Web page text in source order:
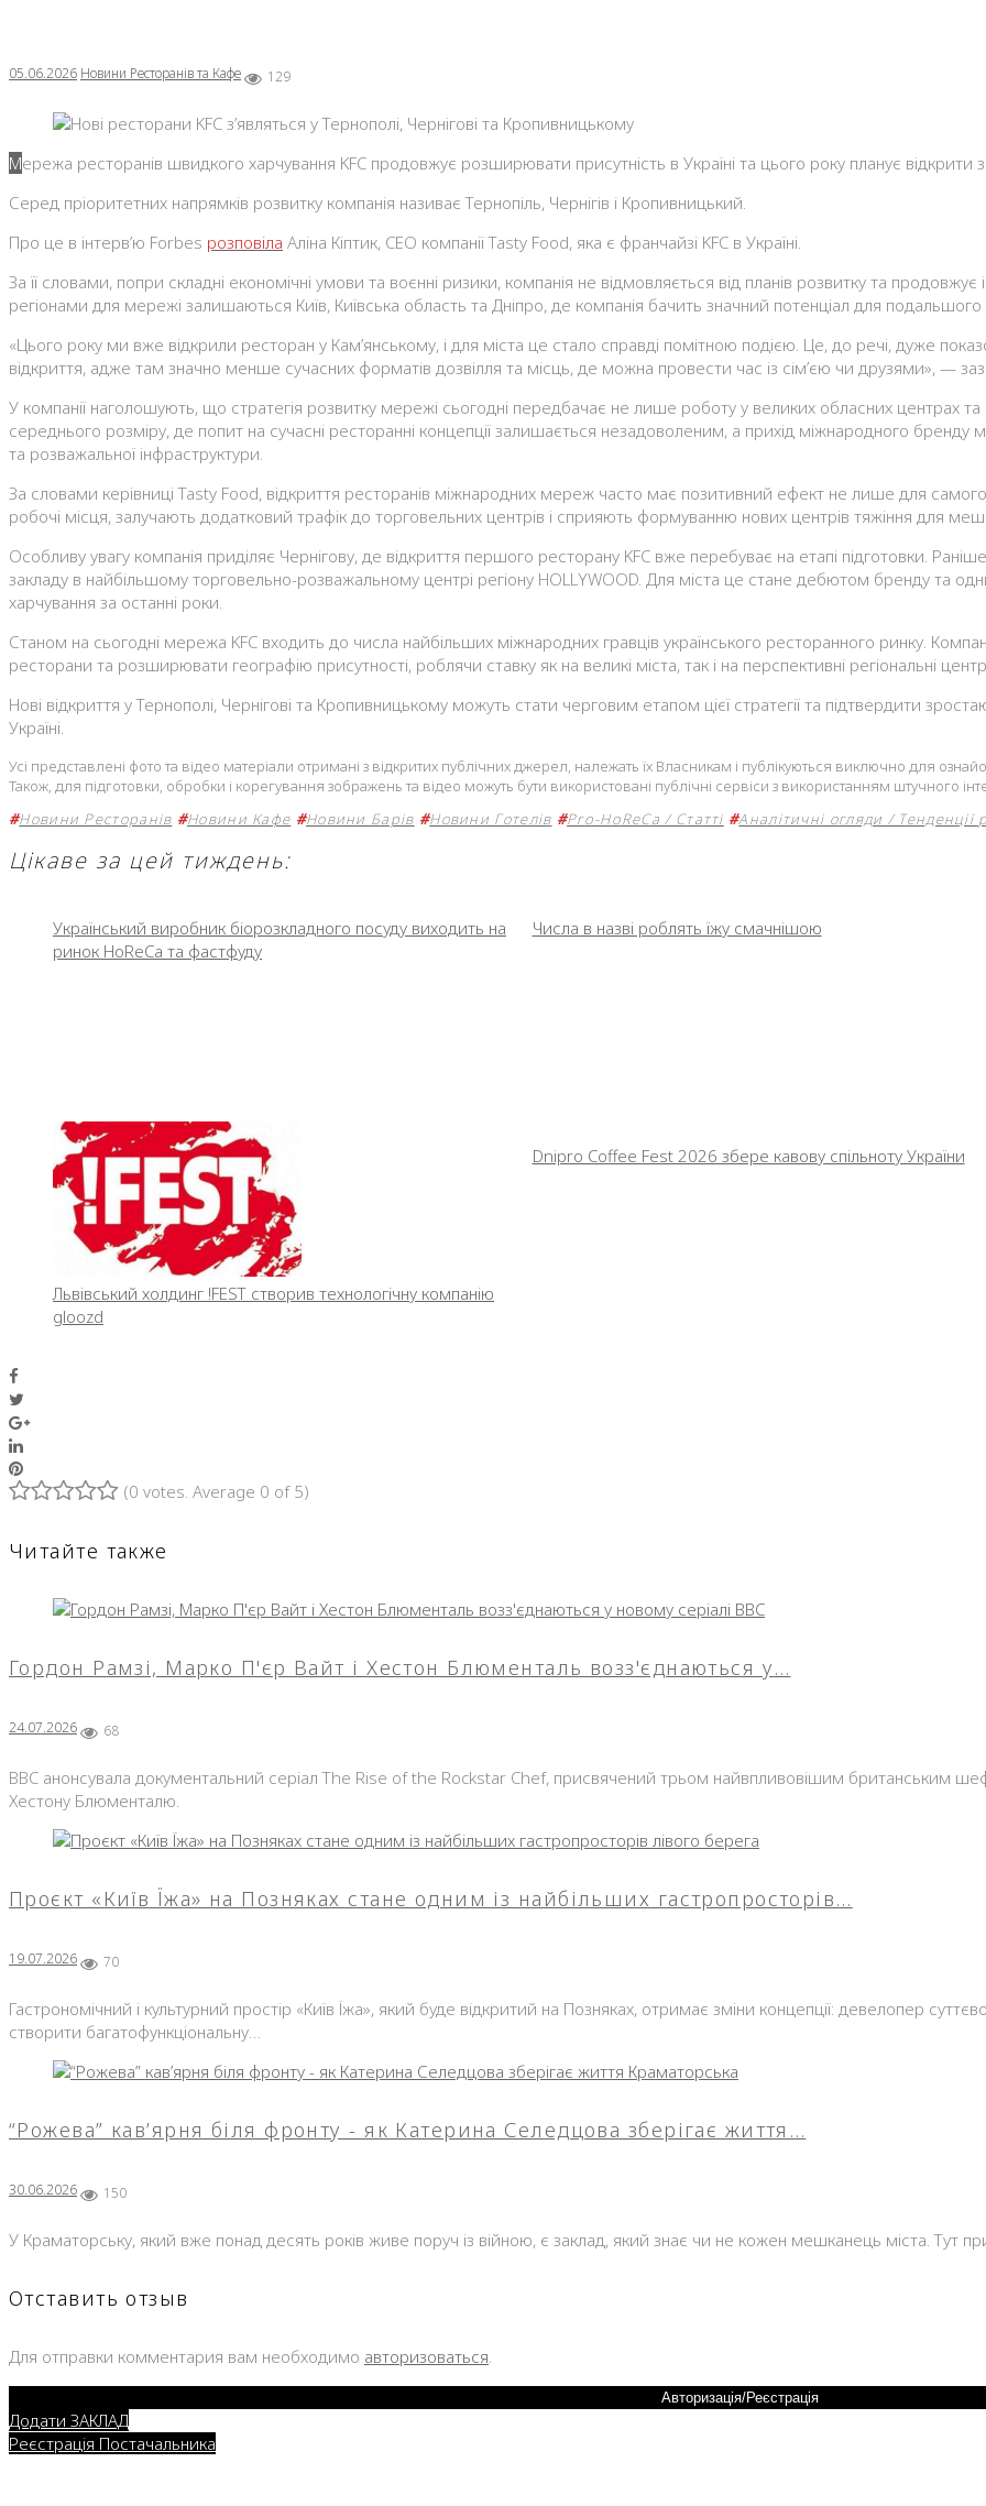
05.06.2026 Новини Ресторанів та Кафе 129
Мережа ресторанів швидкого харчування KFC продовжує розширювати присутність в Україні та цього року планує відкрити
Серед пріоритетних напрямків розвитку компанія називає Тернопіль, Чернігів і Кропивницький.
Про це в інтерв’ю Forbes розповіла Аліна Кіптик, CEO компанії Tasty Food, яка є франчайзі KFC в Україні.
За її словами, попри складні економічні умови та воєнні ризики, компанія не відмовляється від планів розвитку та
регіонами для мережі залишаються Київ, Київська область та Дніпро, де компанія бачить значний потенціал для подальшого
«Цього року ми вже відкрили ресторан у Кам’янському, і для міста це стало справді помітною подією. Це, до речі, дуже
відкриття, адже там значно менше сучасних форматів дозвілля та місць, де можна провести час із сім’єю чи друзями», —
У компанії наголошують, що стратегія розвитку мережі сьогодні передбачає не лише роботу у великих обласних центрах та
середнього розміру, де попит на сучасні ресторанні концепції залишається незадоволеним, а прихід міжнародного
та розважальної інфраструктури.
За словами керівниці Tasty Food, відкриття ресторанів міжнародних мереж часто має позитивний ефект не лише для
робочі місця, залучають додатковий трафік до торговельних центрів і сприяють формуванню нових центрів тяжіння для
Особливу увагу компанія приділяє Чернігову, де відкриття першого ресторану KFC вже перебуває на етапі підготовки.
закладу в найбільшому торговельно-розважальному центрі регіону HOLLYWOOD. Для міста це стане дебютом бренду та
харчування за останні роки.
Станом на сьогодні мережа KFC входить до числа найбільших міжнародних гравців українського ресторанного ринку.
ресторани та розширювати географію присутності, роблячи ставку як на великі міста, так і на перспективні регіональні
Нові відкриття у Тернополі, Чернігові та Кропивницькому можуть стати черговим етапом цієї стратегії та підтвердити
Україні.
Усі представлені фото та відео матеріали отримані з відкритих публічних джерел, належать їх Власникам і публікуються виключно для
Також, для підготовки, обробки і корегування зображень та відео можуть бути використовані публічні сервіси з використанням штучного
#Новини Ресторанів #Новини Кафе #Новини Барів #Новини Готелів #Pro-HoReCa / Статті #Аналітичні огляди / Тенденції
Цікаве за цей тиждень:
Український виробник біорозкладного посуду виходить на
ринок HoReCa та фастфуду
Числа в назві роблять їжу смачнішою
Львівський холдинг !FEST створив технологічну компанію
gloozd
Dnipro Coffee Fest 2026 збере кавову спільноту України
Google+
LinkedIn
Pinterest
(0 votes. Average 0 of 5)
Читайте также
Гордон Рамзі, Марко П'єр Вайт і Хестон Блюменталь возз'єднаються у…
24.07.2026 68
BBC анонсувала документальний серіал The Rise of the Rockstar Chef, присвячений трьом найвпливовішим британським
Хестону Блюменталю.
Проєкт «Київ Їжа» на Позняках стане одним із найбільших гастропросторів…
19.07.2026 70
Гастрономічний і культурний простір «Київ Їжа», який буде відкритий на Позняках, отримає зміни концепції: девелопер
створити багатофункціональну…
“Рожева” кав’ярня біля фронту - як Катерина Селедцова зберігає життя…
30.06.2026 150
У Краматорську, який вже понад десять років живе поруч із війною, є заклад, який знає чи не кожен мешканець міста. Тут
Отставить отзыв
Для отправки комментария вам необходимо авторизоваться
Авторизація/Реєстрація
Додати ЗАКЛАД
Реєстрація Постачальника